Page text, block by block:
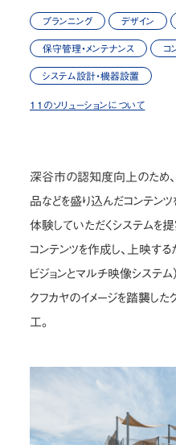
プランニング デザイン
保守管理・メンテナンス コ
システム設計・機器設置
11のソリューションについて
深谷市の認知度向上のため
品などを盛り込んだコンテン
体験していただくシステムを
コンテンツを作成し、上映す
ビジョンとマルチ映像システ
クフカヤのイメージを踏襲した
工。